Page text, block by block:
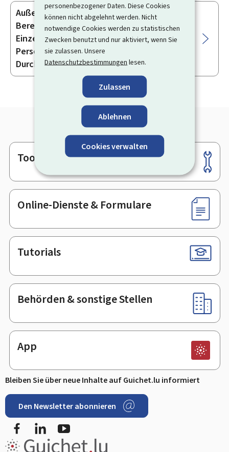
personenbezogener Daten. Diese Cookies
können nicht abgelehnt werden. Nicht
notwendige Cookies werden zu statistischen
Zwecken benutzt und nur aktiviert, wenn Sie
sie zulassen. Unsere
Datenschutzbestimmungen lesen.
Zulassen
Ablehnen
Cookies verwalten
Außerordentliche Transaktionen bei der
Berechnung des Nettoergebnisses eines
Einzelunternehmens oder einer
Personengesellschaft mit
Durchgriffshaftung
Footer
Tools
Online-Dienste & Formulare
Tutorials
Behörden & sonstige Stellen
App
Bleiben Sie über neue Inhalte auf Guichet.lu informiert
Den Newsletter abonnieren
FacebookLinkedIn